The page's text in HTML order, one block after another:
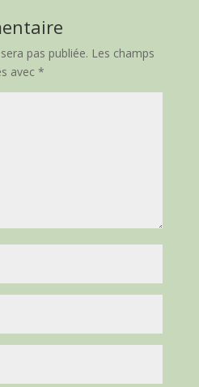
pas publiée. Les champs
avec *